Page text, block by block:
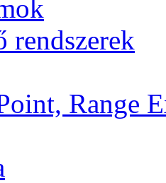
rendszerek
Range